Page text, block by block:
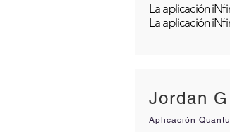
La aplicación
La aplicación
Jordan G
Aplicación